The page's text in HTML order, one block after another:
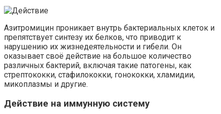
Азитромицин проникает внутрь бактериальных клеток и
препятствует синтезу их белков, что приводит к
нарушению их жизнедеятельности и гибели. Он
оказывает своё действие на большое количество
различных бактерий, включая такие патогены, как
стрептококки, стафилококки, гонококки, хламидии,
микоплазмы и другие.
Действие на иммунную систему